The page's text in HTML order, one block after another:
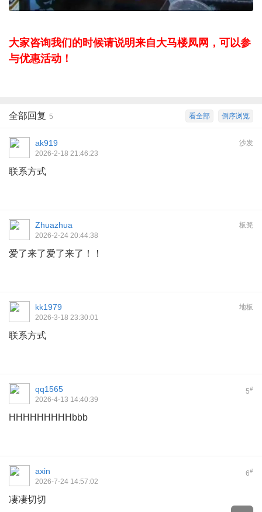
大家咨询我们的时候请说明来自大马楼凤网，可以参
与优惠活动！
倒序浏览
看全部
全部回复 5
沙发
ak919
2026-2-18 21:46:23
联系方式
板凳
Zhuazhua
2026-2-24 20:44:38
爱了来了爱了来了！！
地板
kk1979
2026-3-18 23:30:01
联系方式
5#
qq1565
2026-4-13 14:40:39
HHHHHHHHHbbb
6#
axin
2026-7-24 14:57:02
凄凄切切